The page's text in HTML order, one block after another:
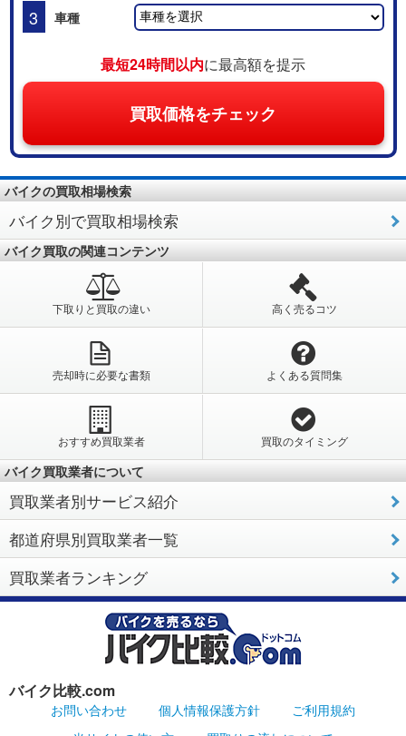
3 車種
最短24時間以内に最高額を提示
買取価格をチェック
バイクの買取相場検索
バイク別で買取相場検索
バイク買取の関連コンテンツ
下取りと買取の違い 高く売るコツ
売却時に必要な書類 よくある質問集
おすすめ買取業者 買取のタイミング
バイク買取業者について
買取業者別サービス紹介
都道府県別買取業者一覧
買取業者ランキング
バイク比較.com
お問い合わせ 個人情報保護方針
ご利用規約